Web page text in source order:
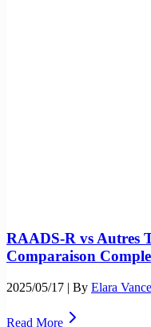
RAADS-R vs Autres
Comparaison
2025/05/17 | By Elara Vance
Read More